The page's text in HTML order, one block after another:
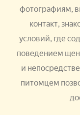
фотографиям,
контакт,
условий, где
поведением
и
питомцем